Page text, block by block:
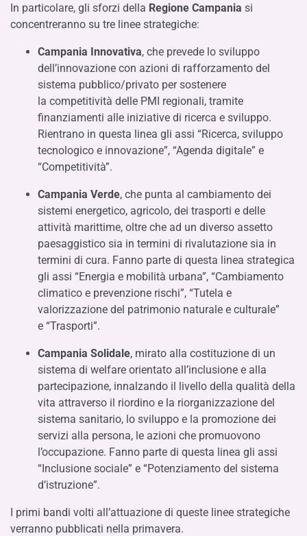
In particolare, gli sforzi della Regione Campania si
concentreranno su tre linee strategiche:
Campania Innovativa, che prevede lo sviluppo
dell’innovazione con azioni di rafforzamento del
sistema pubblico/privato per sostenere
la competitività delle PMI regionali, tramite
finanziamenti alle iniziative di ricerca e sviluppo.
Rientrano in questa linea gli assi “Ricerca, sviluppo
tecnologico e innovazione”, “Agenda digitale” e
“Competitività”.
Campania Verde, che punta al cambiamento dei
sistemi energetico, agricolo, dei trasporti e delle
attività marittime, oltre che ad un diverso assetto
paesaggistico sia in termini di rivalutazione sia in
termini di cura. Fanno parte di questa linea strategica
gli assi “Energia e mobilità urbana”, “Cambiamento
climatico e prevenzione rischi”, “Tutela e
valorizzazione del patrimonio naturale e culturale”
e “Trasporti”.
Campania Solidale, mirato alla costituzione di un
sistema di welfare orientato all’inclusione e alla
partecipazione, innalzando il livello della qualità della
vita attraverso il riordino e la riorganizzazione del
sistema sanitario, lo sviluppo e la promozione dei
servizi alla persona, le azioni che promuovono
l’occupazione. Fanno parte di questa linea gli assi
“Inclusione sociale” e “Potenziamento del sistema
d’istruzione”.
I primi bandi volti all’attuazione di queste linee strategiche
verranno pubblicati nella primavera.